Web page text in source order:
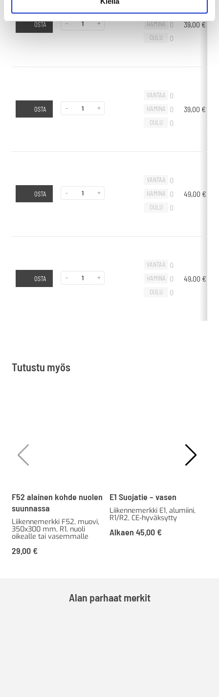
OSTA - +
0
HAMINA 0
OULU 0
39,00€
OSTA - +
VANTAA 0
HAMINA 0
OULU 0
39,00 €
OSTA - +
VANTAA 0
HAMINA 0
OULU 0
49,00 €
OSTA - +
VANTAA 0
HAMINA 0
OULU 0
49,00 €
Tutustu myös
F52 alainen kohde nuolen
suunnassa
Liikennemerkki F52, muovi,
350x300 mm, R1, nuoli
oikealle tai vasemmalle
29,00 €
E1 Suojatie – vasen
Liikennemerkki E1, alumiini,
R1/R2, CE-hyväksytty
Alkaen 45,00 €
Alan parhaat merkit